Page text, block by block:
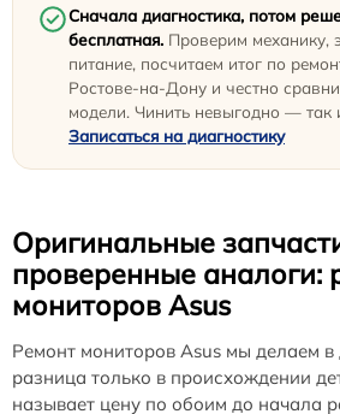
Сначала диагностика, потом
бесплатная. Проверим механику,
питание, посчитаем итог по
Ростове-на-Дону и честно
модели. Чинить невыгодно — так
Записаться на диагностику
Оригинальные
проверенные аналоги:
мониторов Asus
Ремонт мониторов Asus мы делаем
разница только в происхождении
называет цену по обоим до начала